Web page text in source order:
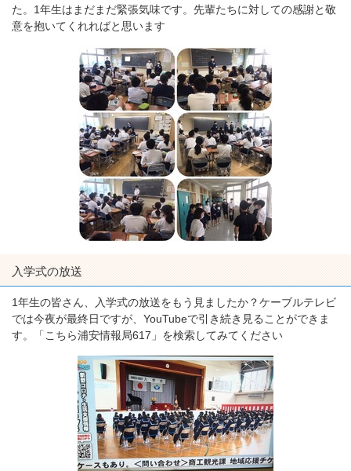
た。1年生はまだまだ緊張気味です。先輩たちに対しての感謝と敬
意を抱いてくれればと思います
入学式の放送
1年生の皆さん、入学式の放送をもう見ましたか？ケーブルテレビ
では今夜が最終日ですが、YouTubeで引き続き見ることができま
す。「こちら浦安情報局617」を検索してみてください